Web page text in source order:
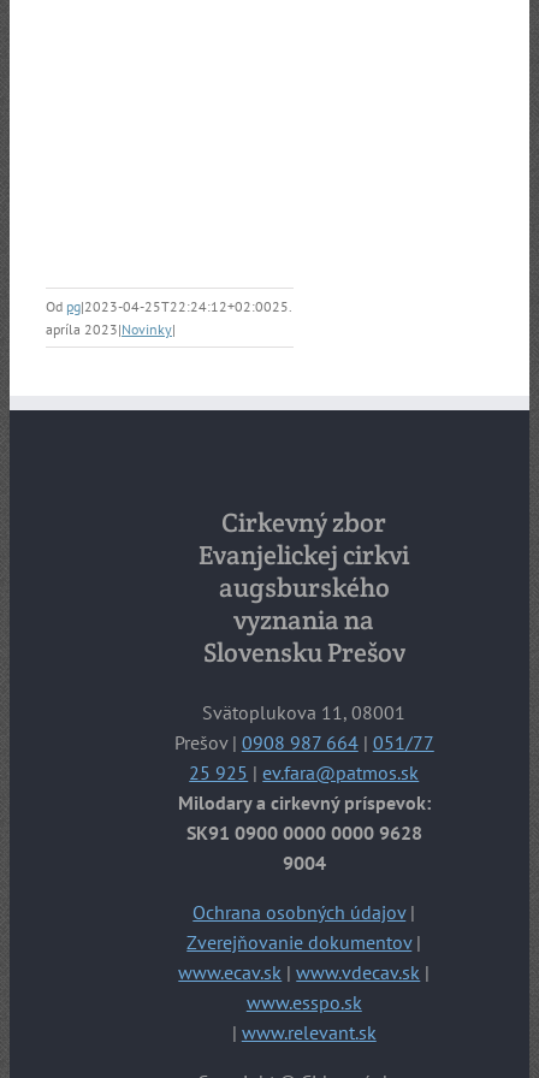
Od pg|2023-04-25T22:24:12+02:0025.
apríla 2023|Novinky|
Cirkevný zbor
Evanjelickej cirkvi
augsburského
vyznania na
Slovensku Prešov
Svätoplukova 11, 08001
Prešov | 0908 987 664| 051/77
25 925 |ev.fara@patmos.sk
Milodary a cirkevný príspevok:
SK91 0900 0000 0000 9628
9004
Ochrana osobných údajov|
Zverejňovanie dokumentov|
www.ecav.sk |www.vdecav.sk |
www.esspo.sk
| www.relevant.sk